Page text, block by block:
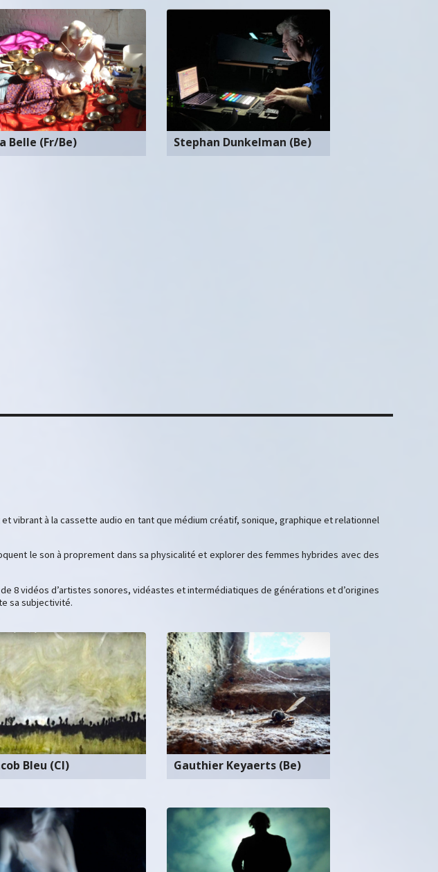
Belle (Fr/Be) Stephan Dunkelman (Be)
vibrant à la cassette audio en tant que médium créatif, sonique, graphique et relationnel
le son à proprement dans sa physicalité et explorer des femmes hybrides avec des
8 vidéos d’artistes sonores, vidéastes et intermédiatiques de générations et d’origines
sa subjectivité.
Bleu (CI) Gauthier Keyaerts (Be)